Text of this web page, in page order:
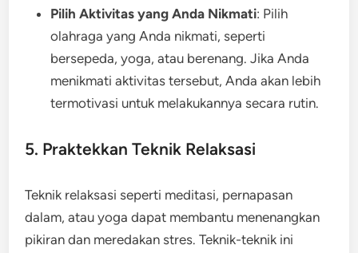
Pilih Aktivitas yang Anda Nikmati: Pilih
olahraga yang Anda nikmati, seperti
bersepeda, yoga, atau berenang. Jika Anda
menikmati aktivitas tersebut, Anda akan lebih
termotivasi untuk melakukannya secara rutin.
5. Praktekkan Teknik Relaksasi
Teknik relaksasi seperti meditasi, pernapasan
dalam, atau yoga dapat membantu menenangkan
pikiran dan meredakan stres. Teknik-teknik ini